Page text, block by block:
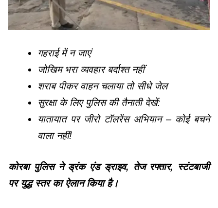
गहराई में न जाएं
जोखिम भरा व्यवहार बर्दाश्त नहीं
शराब पीकर वाहन चलाया तो सीधे जेल
सुरक्षा के लिए पुलिस की तैनाती देखें:
यातायात पर जीरो टॉलरेंस अभियान – कोई बचने
वाला नहीं!
कोरबा पुलिस ने ड्रंक एंड ड्राइव, तेज रफ्तार, स्टंटबाजी
पर युद्ध स्तर का ऐलान किया है।